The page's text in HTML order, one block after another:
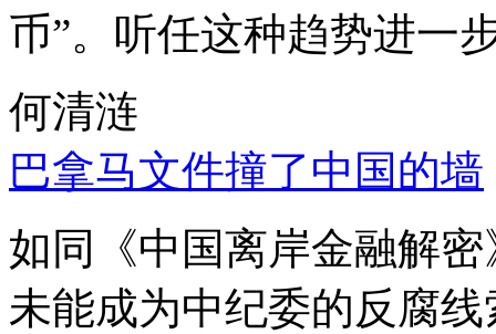
币”。听任这种趋势进一
何清涟
巴拿马文件撞了中国的墙
如同《中国离岸金融解
未能成为中纪委的反腐